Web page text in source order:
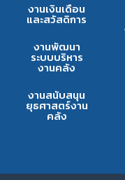
งานเงินเดือน
และสวัสดิการ
งานพัฒนา
ระบบบริหาร
งานคลัง
งานสนับสนุน
ยุธศาสตร์งาน
คลัง